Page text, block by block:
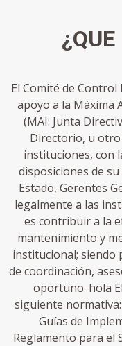
¿QUE
El Comité de
apoyo a la Máxima
(MAI: Junta
Directorio, u
instituciones, con
disposiciones de
Estado, Gerentes
legalmente a las
es contribuir a la
mantenimiento y
institucional; siendo
de coordinación,
oportuno. hola
siguiente
Guías de
Reglamento para el